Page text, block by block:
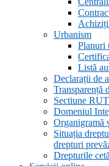
Urbanism
Planuri
Listă
Declarații de
Transparență
Sectiune
Domeniul
Organigramă
Situația
drepturi
Drepturile